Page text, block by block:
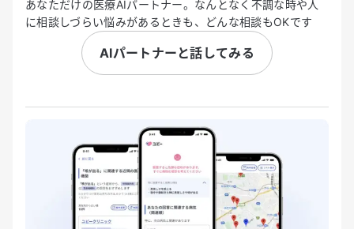
あなただけの医療AIパートナー。なんとなく不調な時や人
に相談しづらい悩みがあるときも、どんな相談もOKです
AIパートナーと話してみる